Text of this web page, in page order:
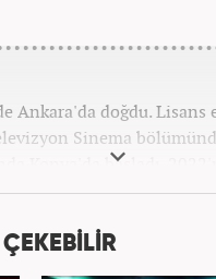
Ankara'da doğdu.
Sinema
Konya'da başladı.
Haber7.com'da